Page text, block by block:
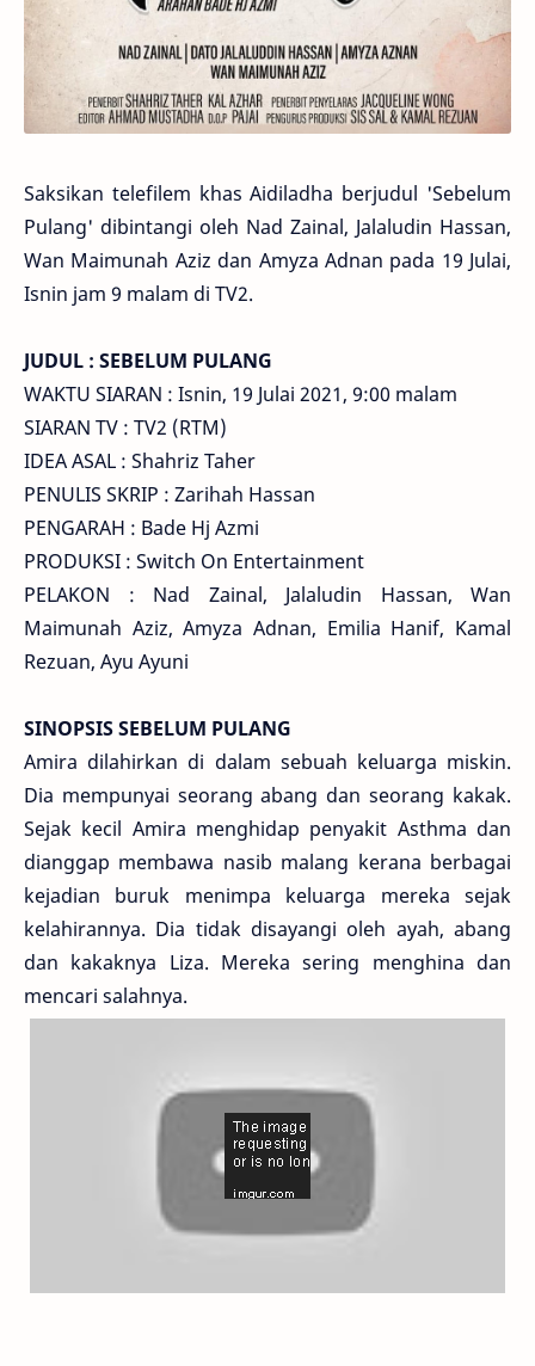
Saksikan telefilem khas Aidiladha berjudul 'Sebelum
Pulang' dibintangi oleh Nad Zainal, Jalaludin Hassan,
Wan Maimunah Aziz dan Amyza Adnan pada 19 Julai,
Isnin jam 9 malam di TV2.
JUDUL : SEBELUM PULANG
WAKTU SIARAN : Isnin, 19 Julai 2021, 9:00 malam
SIARAN TV : TV2 (RTM)
IDEA ASAL : Shahriz Taher
PENULIS SKRIP : Zarihah Hassan
PENGARAH : Bade Hj Azmi
PRODUKSI : Switch On Entertainment
PELAKON : Nad Zainal, Jalaludin Hassan, Wan
Maimunah Aziz, Amyza Adnan, Emilia Hanif, Kamal
Rezuan, Ayu Ayuni
SINOPSIS SEBELUM PULANG
Amira dilahirkan di dalam sebuah keluarga miskin.
Dia mempunyai seorang abang dan seorang kakak.
Sejak kecil Amira menghidap penyakit Asthma dan
dianggap membawa nasib malang kerana berbagai
kejadian buruk menimpa keluarga mereka sejak
kelahirannya. Dia tidak disayangi oleh ayah, abang
dan kakaknya Liza. Mereka sering menghina dan
mencari salahnya.